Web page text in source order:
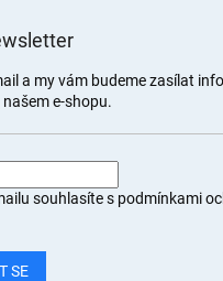
a my vám budeme zasílat
e-shopu.
souhlasíte s podmínkami
SE